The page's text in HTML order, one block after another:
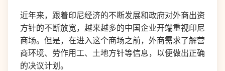
近年来，跟着印尼经济的不断发展和政府对外商出资
方针的不断放宽，越来越多的中国企业开端重视印尼
商场。但是，在进入这个商场之前，外商需求了解营
商环境、劳作用工、土地方针等信息，以便做出正确
的决议计划。